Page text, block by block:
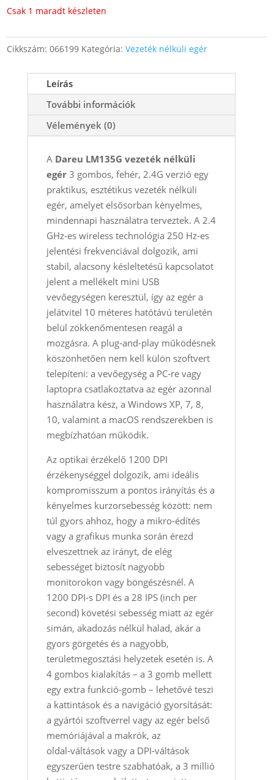
vezeték
egér
3
mennyiség
Csak 1 maradt készleten
Cikkszám:066199 Kategória:Vezeték nélküli egér
Leírás
További információk
Vélemények (0)
A Dareu LM135G vezeték nélküli
egér3 gombos, fehér, 2.4G verzió egy
praktikus, esztétikus vezeték nélküli
egér, amelyet elsősorban kényelmes,
mindennapi használatra terveztek. A 2.4
GHz‑es wireless technológia 250 Hz‑es
jelentési frekvenciával dolgozik, ami
stabil, alacsony késleltetésű kapcsolatot
jelent a mellékelt mini USB
vevőegységen keresztül, így az egér a
jelátvitel 10 méteres hatótávú területén
belül zökkenőmentesen reagál a
mozgásra. A plug‑and‑play működésnek
köszönhetően nem kell külön szoftvert
telepíteni: a vevőegység a PC‑re vagy
laptopra csatlakoztatva az egér azonnal
használatra kész, a Windows XP, 7, 8,
10, valamint a macOS rendszerekben is
megbízhatóan működik.
Az optikai érzékelő 1200 DPI
érzékenységgel dolgozik, ami ideális
kompromisszum a pontos irányítás és a
kényelmes kurzorsebesség között: nem
túl gyors ahhoz, hogy a mikro‑édítés
vagy a grafikus munka során érezd
elveszettnek az irányt, de elég
sebességet biztosít nagyobb
monitorokon vagy böngészésnél. A
1200 DPI‑s DPI és a 28 IPS (inch per
second) követési sebesség miatt az egér
simán, akadozás nélkül halad, akár a
gyors görgetés és a nagyobb,
területmegosztási helyzetek esetén is. A
4 gombos kialakítás – a 3 gomb mellett
egy extra funkció‑gomb – lehetővé teszi
a kattintások és a navigáció gyorsítását:
a gyártói szoftverrel vagy az egér belső
memóriájával a makrók, az
oldal‑váltások vagy a DPI‑váltások
egyszerűen testre szabhatóak, a 3 millió